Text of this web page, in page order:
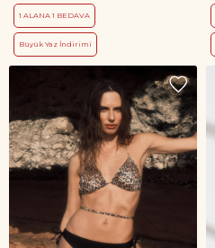
1 ALANA 1 BEDAVA
Büyük Yaz İndirimi